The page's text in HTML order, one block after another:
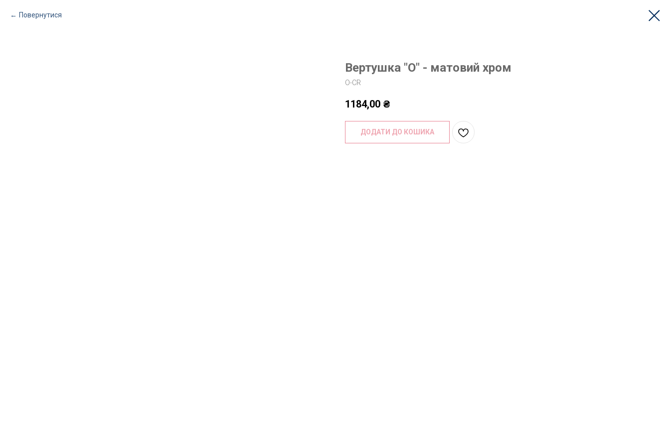
Повернутися
Вертушка "O" - матовий хром
O-CR
1184,00 ₴
ДОДАТИ ДО КОШИКА